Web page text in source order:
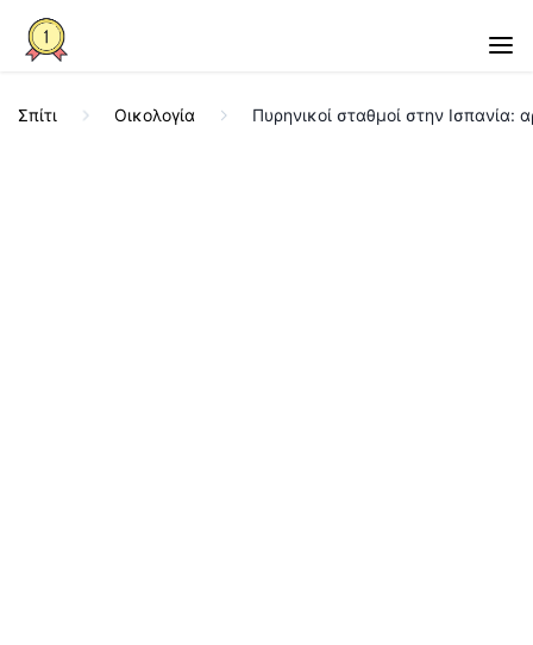
Σπίτι Οικολογία Πυρηνικοί σταθμοί στην Ισπανία: